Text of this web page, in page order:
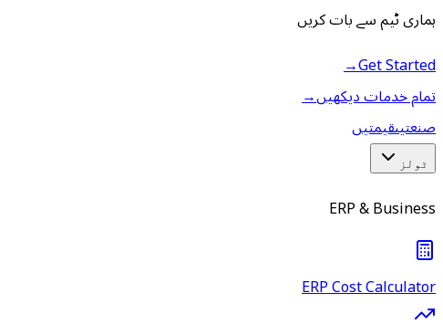
ہماری ٹیم سے بات کریں
Get Started
→
تمام خدمات دیکھیں→
صنعتیںقیمتیں
ٹولز
ERP & Business
ERP Cost Calculator